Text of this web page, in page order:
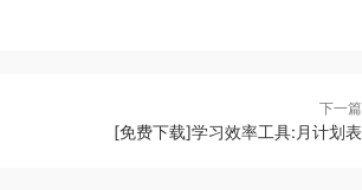
下一篇
[免费下载]学习效率工具:月计划表